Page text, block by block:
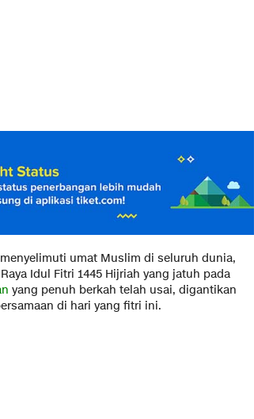
umat Muslim di seluruh dunia,
Idul Fitri 1445 Hijriah yang jatuh pada
yang penuh berkah telah usai, digantikan
di hari yang fitri ini.